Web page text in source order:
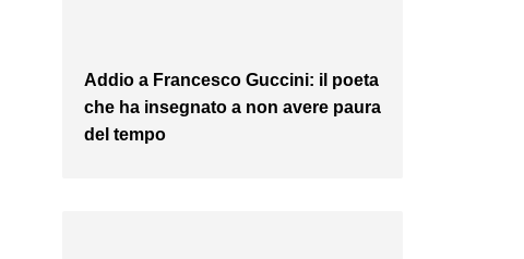
Addio a Francesco Guccini: il poeta
che ha insegnato a non avere paura
del tempo